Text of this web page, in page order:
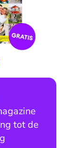
tot de